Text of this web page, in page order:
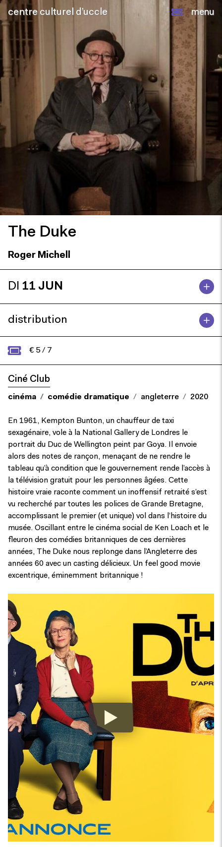
centre culturel d’uccle menu
The Duke
Roger Michell
DI 11 JUN
distribution
€ 5 / 7
Ciné Club
cinéma comédie dramatique angleterre 2020
En 1961, Kempton Bunton, un chauffeur de taxi
sexagénaire, vole à la National Gallery de Londres le
portrait du Duc de Wellington peint par Goya. Il envoie
alors des notes de rançon, menaçant de ne rendre le
tableau qu’à condition que le gouvernement rende l’accès à
la télévision gratuit pour les personnes âgées. Cette
histoire vraie raconte comment un inoffensif retraité s’est
vu recherché par toutes les polices de Grande Bretagne,
accomplissant le premier (et unique) vol dans l’histoire du
musée. Oscillant entre le cinéma social de Ken Loach et le
fleuron des comédies britanniques de ces dernières
années, The Duke nous replonge dans l’Angleterre des
années 60 avec un casting délicieux. Un feel good movie
excentrique, éminemment britannique !